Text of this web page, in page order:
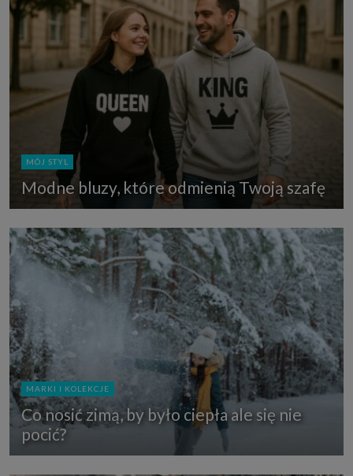
MÓJ STYL
Modne bluzy, które odmienią Twoją szafę
MARKI I KOLEKCJE
Co nosić zimą, by było ciepła ale się nie
pocić?